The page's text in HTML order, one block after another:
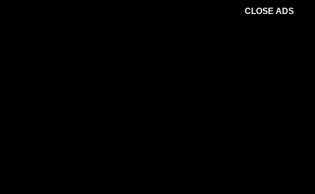
CLOSE ADS